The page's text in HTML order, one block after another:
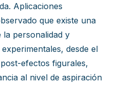
Aplicaciones
que existe una
personalidad y
desde el
efectos figurales,
al nivel de aspiración